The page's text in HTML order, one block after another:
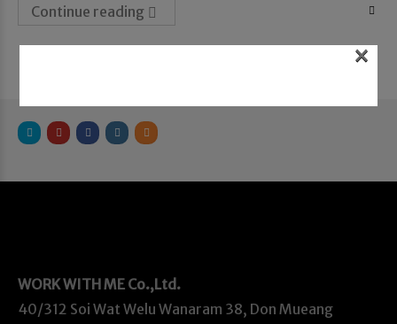
Continue reading
WORK WITH ME Co.,Ltd.
40/312 Soi Wat Welu Wanaram 38, Don Mueang
×